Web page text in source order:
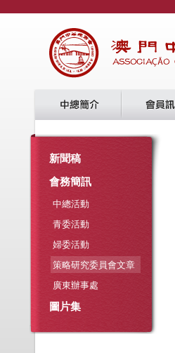
新聞稿
會務簡訊
中總活動
青委活動
婦委活動
策略研究委員會文章
廣東辦事處
圖片集